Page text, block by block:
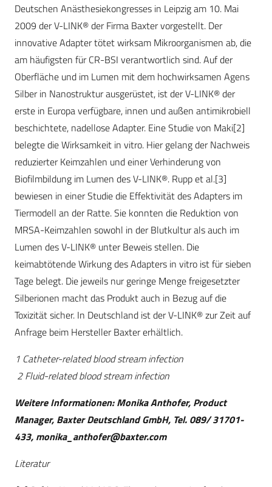
Deutschen Anästhesiekongresses in Leipzig am 10. Mai
2009 der V-LINK® der Firma Baxter vorgestellt. Der
innovative Adapter tötet wirksam Mikroorganismen ab, die
am häufigsten für CR-BSI verantwortlich sind. Auf der
Oberfläche und im Lumen mit dem hochwirksamen Agens
Silber in Nanostruktur ausgerüstet, ist der V-LINK® der
erste in Europa verfügbare, innen und außen antimikrobiell
beschichtete, nadellose Adapter. Eine Studie von Maki[2]
belegte die Wirksamkeit in vitro. Hier gelang der Nachweis
reduzierter Keimzahlen und einer Verhinderung von
Biofilmbildung im Lumen des V-LINK®. Rupp et al.[3]
bewiesen in einer Studie die Effektivität des Adapters im
Tiermodell an der Ratte. Sie konnten die Reduktion von
MRSA-Keimzahlen sowohl in der Blutkultur als auch im
Lumen des V-LINK® unter Beweis stellen. Die
keimabtötende Wirkung des Adapters in vitro ist für sieben
Tage belegt. Die jeweils nur geringe Menge freigesetzter
Silberionen macht das Produkt auch in Bezug auf die
Toxizität sicher. In Deutschland ist der V-LINK® zur Zeit auf
Anfrage beim Hersteller Baxter erhältlich.
1 Catheter-related blood stream infection
2 Fluid-related blood stream infection
Weitere Informationen: Monika Anthofer, Product
Manager, Baxter Deutschland GmbH, Tel. 089/ 31701-
433, monika_anthofer@baxter.com
Literatur